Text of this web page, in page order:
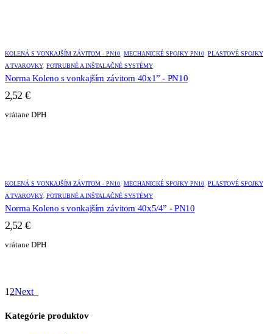
KOLENÁ S VONKAJŠÍM ZÁVITOM - PN10, MECHANICKÉ SPOJKY PN10, PLASTOVÉ SPOJKY
A TVAROVKY, POTRUBNÉ A INŠTALAČNÉ SYSTÉMY
Norma Koleno s vonkajším závitom 40x1” - PN10
2,52 €
vrátane DPH
KOLENÁ S VONKAJŠÍM ZÁVITOM - PN10, MECHANICKÉ SPOJKY PN10, PLASTOVÉ SPOJKY
A TVAROVKY, POTRUBNÉ A INŠTALAČNÉ SYSTÉMY
Norma Koleno s vonkajším závitom 40x5/4” - PN10
2,52 €
vrátane DPH
1 2Next
Kategórie produktov